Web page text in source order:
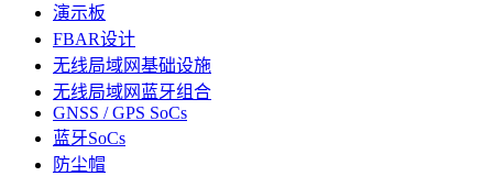
演示板
FBAR设计
无线局域网基础设施
无线局域网蓝牙组合
GNSS / GPS SoCs
蓝牙SoCs
防尘帽